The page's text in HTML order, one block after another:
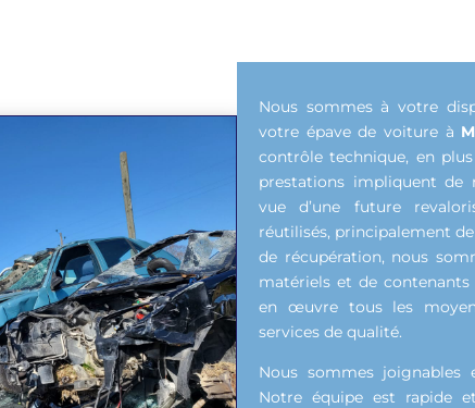
Nous sommes à votre
votre épave de voiture à
contrôle technique, en
prestations impliquent de
vue d’une future
réutilisés, principalement
de récupération, nous
matériels et de
en œuvre tous les
services de qualité.
Nous sommes joignables
Notre équipe est rapide